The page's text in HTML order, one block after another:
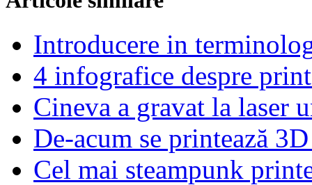
Introducere in
4 infografice despre
Cineva a gravat la laser
De-acum se printează
Cel mai steampunk